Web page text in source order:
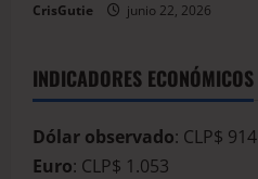
CrisGutie junio 22, 2026
INDICADORES ECONÓMICOS
Dólar observado: CLP$ 914
Euro: CLP$ 1.053